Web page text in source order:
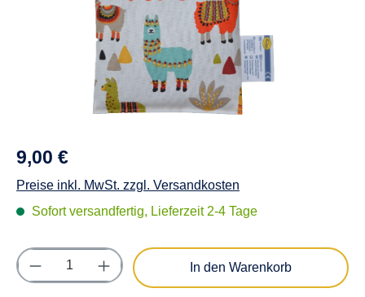
9,00 €
Preise inkl. MwSt. zzgl. Versandkosten
Sofort versandfertig, Lieferzeit 2-4 Tage
Produkt Anzahl: Gib den gewünschten
In den Warenkorb